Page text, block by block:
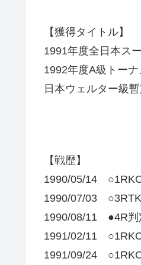
【獲得タイトル】
1991年度全日本ス
1992年度A級トー
日本ウェルター級
【戦歴】
1990/05/14
1990/07/03
1990/08/11 ●4R
1991/02/11
1991/09/24